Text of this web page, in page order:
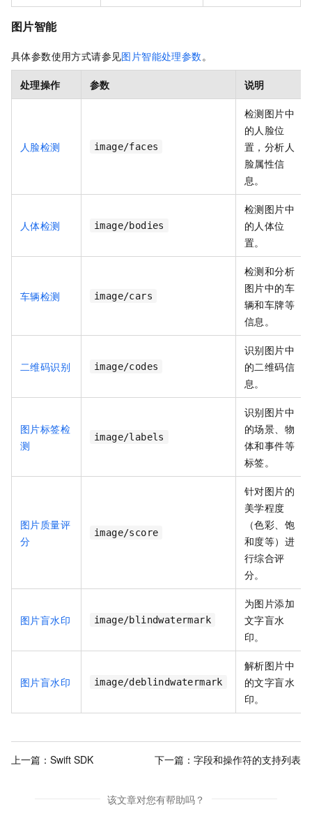
图片智能
具体参数使用方式请参见图片智能处理参数 。
处理操作 参数 说明
人脸检测 image/faces
检测图片中
的人脸位
置，分析人
脸属性信
息。
人体检测 image/bodies
检测图片中
的人体位
置。
车辆检测 image/cars
检测和分析
图片中的车
辆和车牌等
信息。
二维码识别 image/codes
识别图片中
的二维码信
息。
图片标签检
测
image/labels
识别图片中
的场景、物
体和事件等
标签。
图片质量评
分
image/score
针对图片的
美学程度
（色彩、饱
和度等）进
行综合评
分。
图片盲水印 image/blindwatermark
为图片添加
文字盲水
印。
图片盲水印 image/deblindwatermark
解析图片中
的文字盲水
印。
上一篇： Swift SDK 下一篇： 字段和操作符的支持列表
该文章对您有帮助吗？